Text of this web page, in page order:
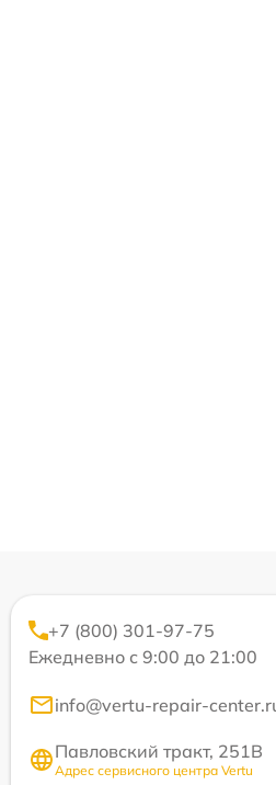
+7 (800) 301-97-75
Ежедневно с 9:00 до 21:00
info@vertu-repair-
Павловский тракт, 251В
Адрес сервисного центра Vertu